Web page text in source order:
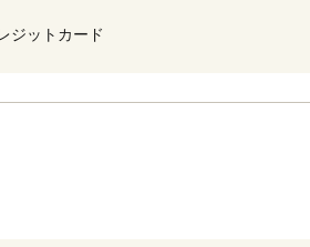
ジットカード